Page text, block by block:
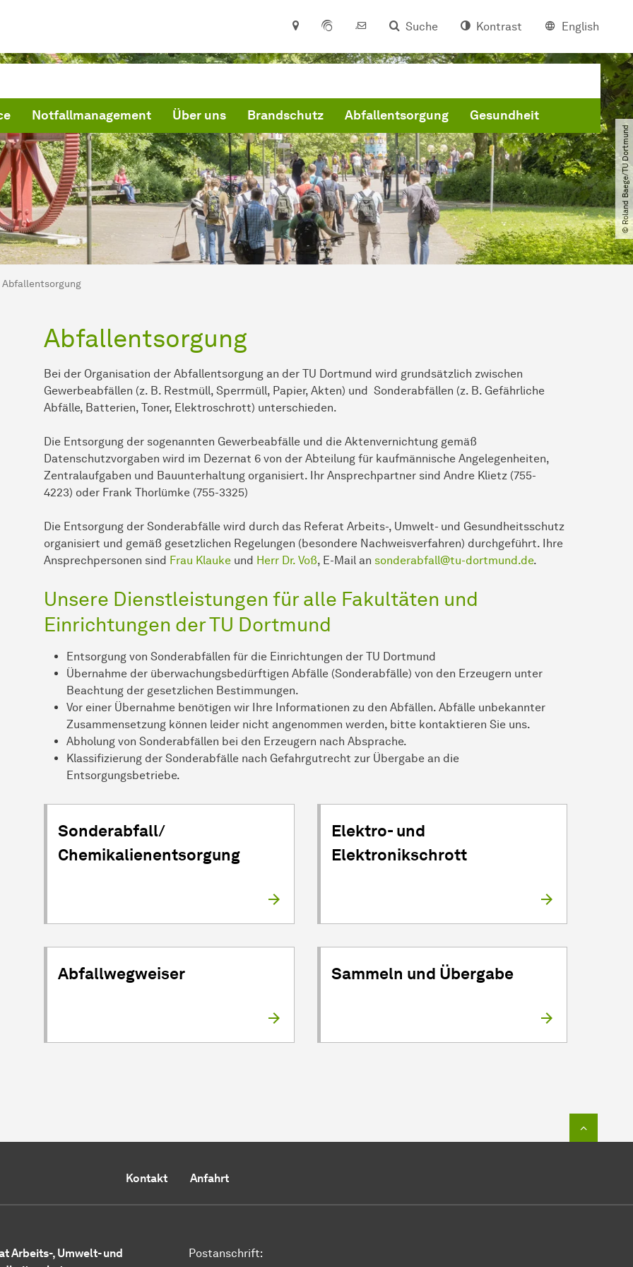
Suche Kontrast English
Notfallmanagement Über uns Brandschutz Abfallentsorgung Gesundheit
© Roland Baege​/​TU Dortmund
hier:
Abfallentsorgung
Abfallentsorgung
Bei der Organisation der Abfallentsorgung an der TU Dortmund wird grundsätzlich zwischen
Gewerbeabfällen (z. B. Restmüll, Sperrmüll, Papier, Akten) und Sonderabfällen (z. B. Gefährliche
Abfälle, Batterien, Toner, Elektroschrott) unterschieden.
Die Entsorgung der sogenannten Gewerbeabfälle und die Aktenvernichtung gemäß
Datenschutzvorgaben wird im Dezernat 6 von der Abteilung für kaufmännische Angelegenheiten,
Zentralaufgaben und Bauunterhaltung organisiert. Ihr Ansprechpartner sind Andre Klietz (755-
4223) oder Frank Thorlümke (755-3325)
Die Entsorgung der Sonderabfälle wird durch das Referat Arbeits-, Umwelt- und Gesundheitsschutz
organisiert und gemäß gesetzlichen Regelungen (besondere Nachweisverfahren) durchgeführt. Ihre
Ansprechpersonen sind Frau Klauke und Herr Dr. Voß, E-Mail an sonderabfall@tu-dortmund.de.
Unsere Dienstleistungen für alle Fakultäten und
Einrichtungen der TU Dortmund
Entsorgung von Sonderabfällen für die Einrichtungen der TU Dortmund
Übernahme der überwachungsbedürftigen Abfälle (Sonderabfälle) von den Erzeugern unter
Beachtung der gesetzlichen Bestimmungen.
Vor einer Übernahme benötigen wir Ihre Informationen zu den Abfällen. Abfälle unbekannter
Zusammensetzung können leider nicht angenommen werden, bitte kontaktieren Sie uns.
Abholung von Sonderabfällen bei den Erzeugern nach Absprache.
Klassifizierung der Sonderabfälle nach Gefahrgutrecht zur Übergabe an die
Entsorgungsbetriebe.
Sonderabfall/
Chemikalienentsorgung
Elektro- und
Elektronikschrott
Abfallwegweiser Sammeln und Übergabe
Kontakt Anfahrt
Arbeits-, Umwelt- und
Postanschrift: